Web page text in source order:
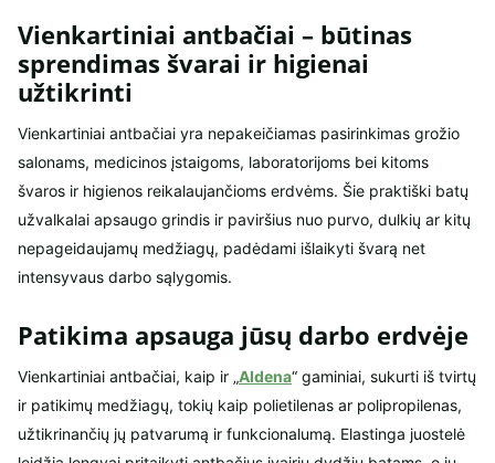
Vienkartiniai antbačiai – būtinas
sprendimas švarai ir higienai
užtikrinti
Vienkartiniai antbačiai yra nepakeičiamas pasirinkimas grožio
salonams, medicinos įstaigoms, laboratorijoms bei kitoms
švaros ir higienos reikalaujančioms erdvėms. Šie praktiški batų
užvalkalai apsaugo grindis ir paviršius nuo purvo, dulkių ar kitų
nepageidaujamų medžiagų, padėdami išlaikyti švarą net
intensyvaus darbo sąlygomis.
Patikima apsauga jūsų darbo erdvėje
Vienkartiniai antbačiai, kaip ir „Aldena“ gaminiai, sukurti iš tvirtų
ir patikimų medžiagų, tokių kaip polietilenas ar polipropilenas,
užtikrinančių jų patvarumą ir funkcionalumą. Elastinga juostelė